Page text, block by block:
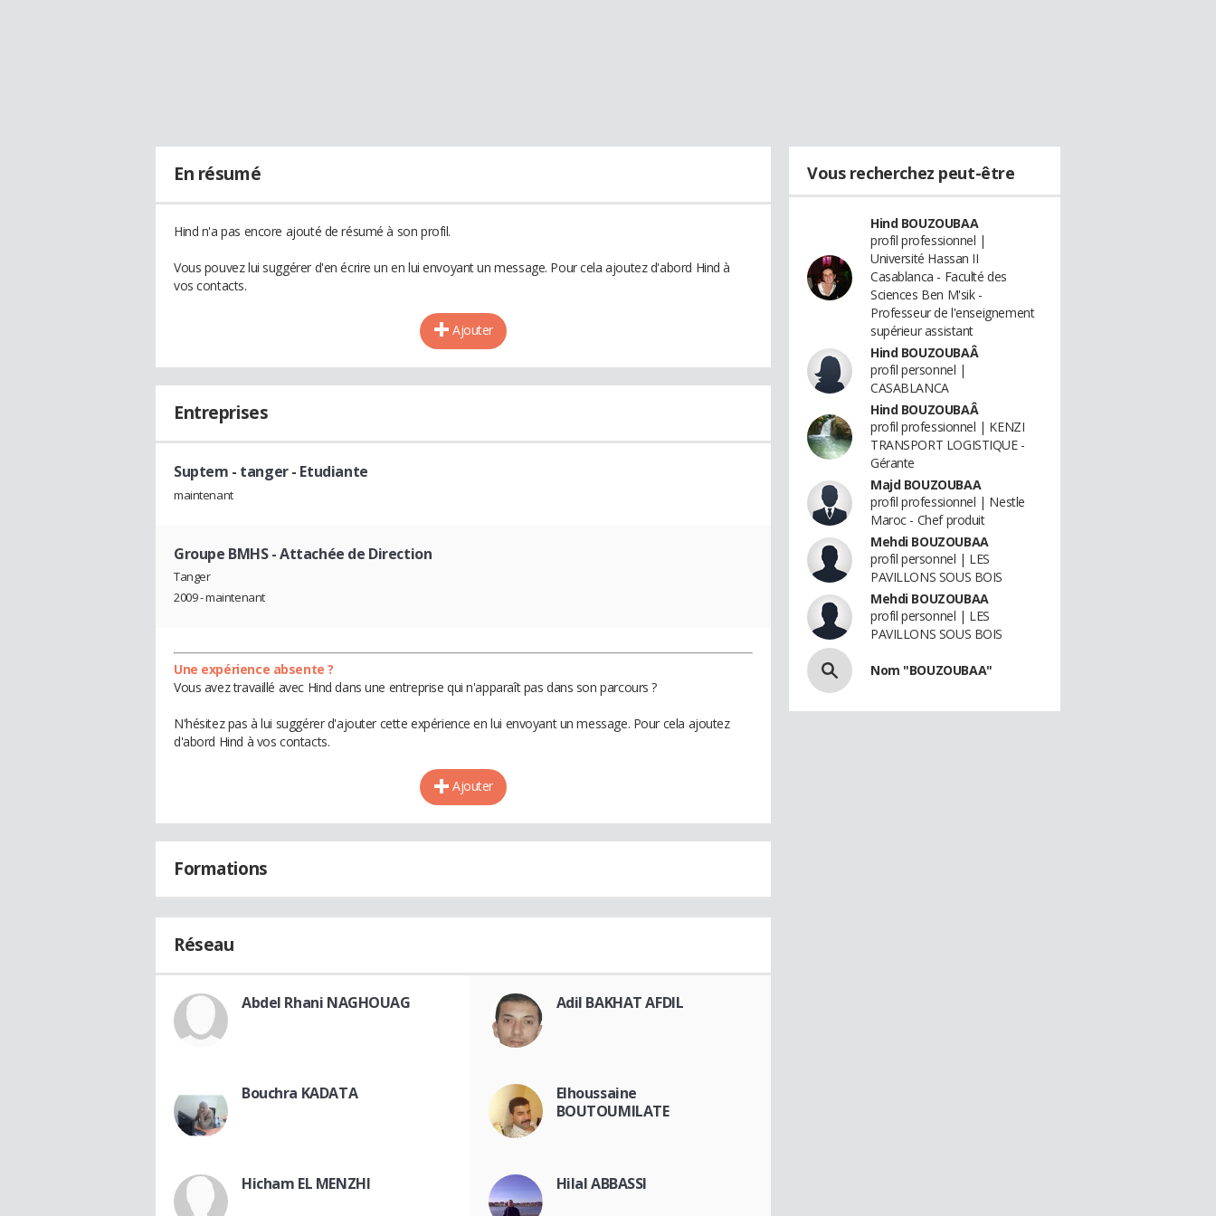
En résumé
Hind n'a pas encore ajouté de résumé à son profil.
Vous pouvez lui suggérer d'en écrire un en lui envoyant un message. Pour cela ajoutez d'abord Hind à
vos contacts.
Ajouter
Entreprises
Suptem - tanger- Etudiante
maintenant
Groupe BMHS- Attachée de Direction
Tanger
2009 - maintenant
Une expérience absente ?
Vous avez travaillé avec Hind dans une entreprise qui n'apparaît pas dans son parcours ?
N'hésitez pas à lui suggérer d'ajouter cette expérience en lui envoyant un message. Pour cela ajoutez
d'abord Hind à vos contacts.
Ajouter
Formations
Réseau
Abdel Rhani NAGHOUAG Adil BAKHAT AFDIL
Bouchra KADATA
Elhoussaine
BOUTOUMILATE
Hicham EL MENZHI Hilal ABBASSI
Vous recherchez peut-être
Hind BOUZOUBAA
profil professionnel |
Université Hassan II
Casablanca - Faculté des
Sciences Ben M'sik -
Professeur de l'enseignement
supérieur assistant
Hind BOUZOUBAÂ
profil personnel |
CASABLANCA
Hind BOUZOUBAÂ
profil professionnel | KENZI
TRANSPORT LOGISTIQUE -
Gérante
Majd BOUZOUBAA
profil professionnel | Nestle
Maroc - Chef produit
Mehdi BOUZOUBAA
profil personnel | LES
PAVILLONS SOUS BOIS
Mehdi BOUZOUBAA
profil personnel | LES
PAVILLONS SOUS BOIS
Nom "BOUZOUBAA"